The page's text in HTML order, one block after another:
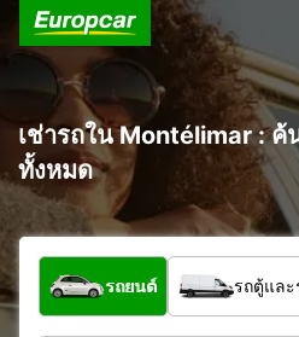
เช่ารถใน Montélimar : ค้
ทั้งหมด
รถประเภทใด
รถยนต์ รถตู้และ